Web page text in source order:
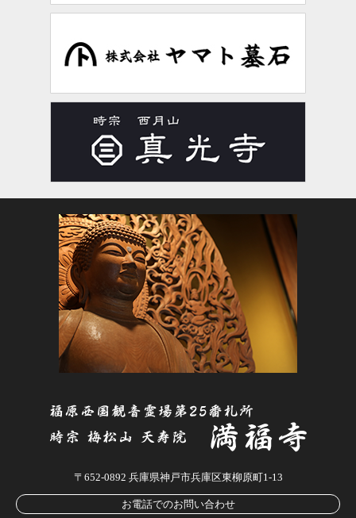
〒652-0892 兵庫県神戸市兵庫区東柳原町1-13
お電話でのお問い合わせ